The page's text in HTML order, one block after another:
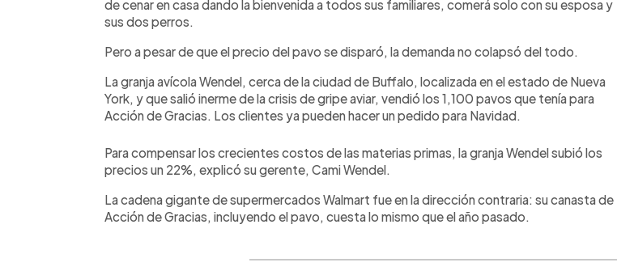
de cenar en casa dando la bienvenida a todos sus familiares, comerá solo con su esposa y
sus dos perros.
Pero a pesar de que el precio del pavo se disparó, la demanda no colapsó del todo.
La granja avícola Wendel, cerca de la ciudad de Buffalo, localizada en el estado de Nueva
York, y que salió inerme de la crisis de gripe aviar, vendió los 1,100 pavos que tenía para
Acción de Gracias. Los clientes ya pueden hacer un pedido para Navidad.
Para compensar los crecientes costos de las materias primas, la granja Wendel subió los
precios un 22%, explicó su gerente, Cami Wendel.
La cadena gigante de supermercados Walmart fue en la dirección contraria: su canasta de
Acción de Gracias, incluyendo el pavo, cuesta lo mismo que el año pasado.